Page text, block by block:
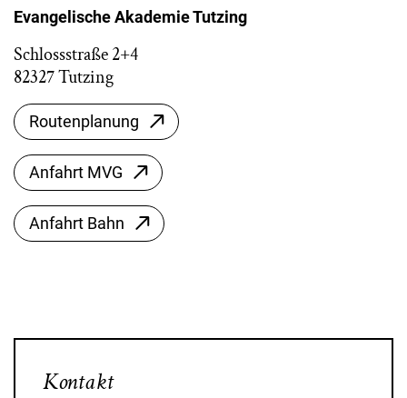
Evangelische Akademie Tutzing
Schlossstraße 2+4
82327 Tutzing
Routenplanung
Anfahrt MVG
Anfahrt Bahn
Kontakt